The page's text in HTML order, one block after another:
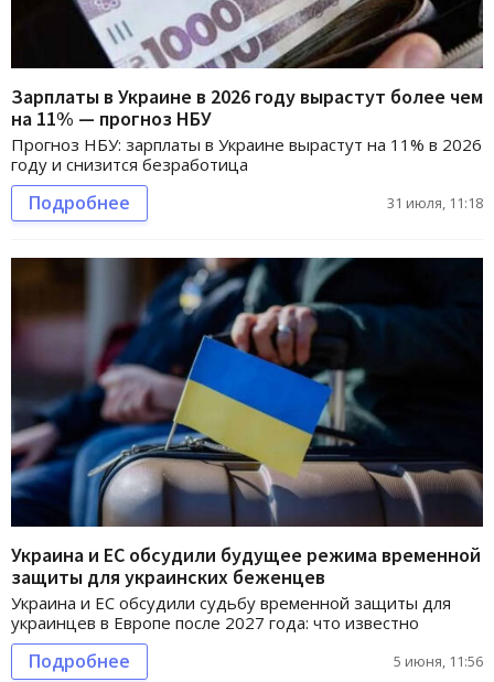
Зарплаты в Украине в 2026 году вырастут более чем
на 11% — прогноз НБУ
Прогноз НБУ: зарплаты в Украине вырастут на 11% в 2026
году и снизится безработица
Подробнее 31 июля, 11:18
Украина и ЕС обсудили будущее режима временной
защиты для украинских беженцев
Украина и ЕС обсудили судьбу временной защиты для
украинцев в Европе после 2027 года: что известно
Подробнее 5 июня, 11:56